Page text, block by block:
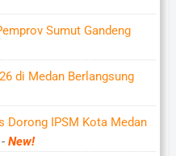
Sumut Gandeng
di Medan Berlangsung
Dorong IPSM Kota Medan
- New!